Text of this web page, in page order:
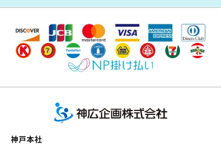
神戸本社